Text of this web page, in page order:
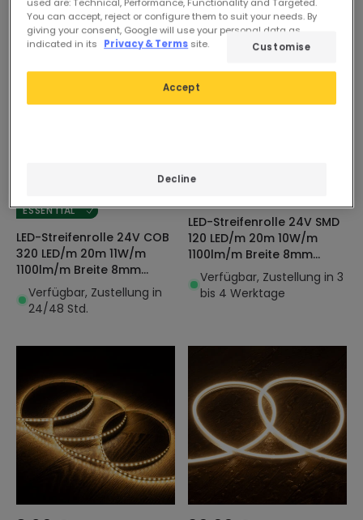
ESSENTIAL
LED-Streifenrolle 24V COB
320 LED/m 20m 11W/m
1100lm/m Breite 8mm
Schnitt 10cm IP20 CRI90
Verfügbar, Zustellung in
24/48 Std.
LED-Streifenrolle 24V SMD
120 LED/m 20m 10W/m
1100lm/m Breite 8mm
Schnitt 5cm IP20
Verfügbar, Zustellung in 3
bis 4 Werktage
used are: Technical, Performance, Functionality and Targeted.
You can accept, reject or configure them to suit your needs. By
giving your consent, Google will use your personal data as
indicated in its
Privacy & Terms site.
Decline
Accept
Customise